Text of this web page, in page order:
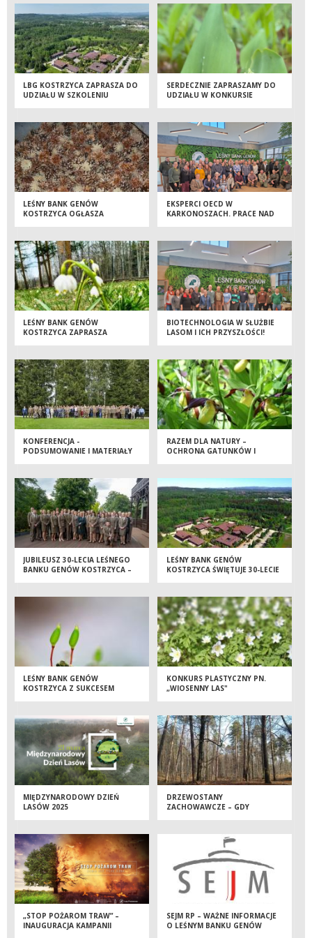
LBG KOSTRZYCA ZAPRASZA DO
UDZIAŁU W SZKOLENIU
SERDECZNIE ZAPRASZAMY DO
UDZIAŁU W KONKURSIE
LEŚNY BANK GENÓW
KOSTRZYCA OGŁASZA
EKSPERCI OECD W
KARKONOSZACH. PRACE NAD
LEŚNY BANK GENÓW
KOSTRZYCA ZAPRASZA
UDZIAŁU W KONKURSIE
PLASTYCZNYM PN. „WIOSENNE
PRZEBUDZENIE”.
BIOTECHNOLOGIA W SŁUŻBIE
LASOM I ICH PRZYSZŁOŚCI!
KONFERENCJA -
PODSUMOWANIE I MATERIAŁY
RAZEM DLA NATURY –
OCHRONA GATUNKÓW I
JUBILEUSZ 30-LECIA LEŚNEGO
BANKU GENÓW KOSTRZYCA –
LEŚNY BANK GENÓW
KOSTRZYCA ŚWIĘTUJE 30-LECIE
LEŚNY BANK GENÓW
KOSTRZYCA Z SUKCESEM
KONKURS PLASTYCZNY PN.
„WIOSENNY LAS"
MIĘDZYNARODOWY DZIEŃ
LASÓW 2025
DRZEWOSTANY
ZACHOWAWCZE – GDY
KOMISJI EUROPEJSKIEJ
„STOP POŻAROM TRAW” –
INAUGURACJA KAMPANII
SEJM RP – WAŻNE INFORMACJE
O LEŚNYM BANKU GENÓW